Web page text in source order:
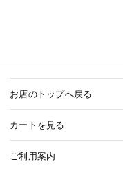
お店のトップへ戻る
カートを見る
ご利用案内